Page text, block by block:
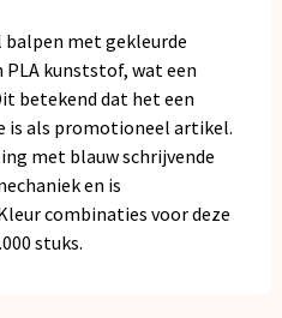
met gekleurde
PLA kunststof, wat een
betekend dat het een
is als promotioneel artikel.
met blauw schrijvende
en is
combinaties voor deze
stuks.